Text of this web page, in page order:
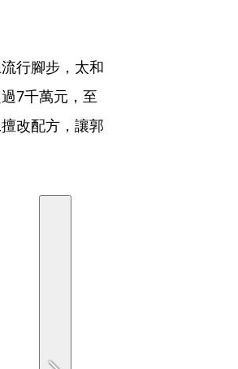
行腳步，太和
7千萬元，至
改配方，讓郭